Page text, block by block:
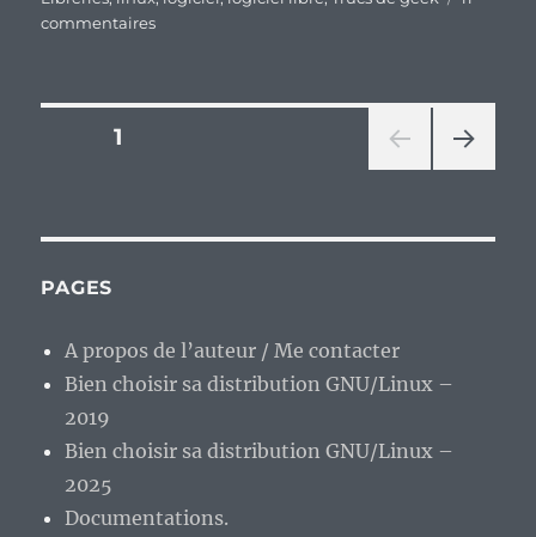
commentairessur
ça
Pagination
publications
PAGE1
ANT
PAGES
A propos de l’auteur / Me contacter
Bien choisir sa distribution GNU/Linux –
2019
Bien choisir sa distribution GNU/Linux –
2025
Documentations.